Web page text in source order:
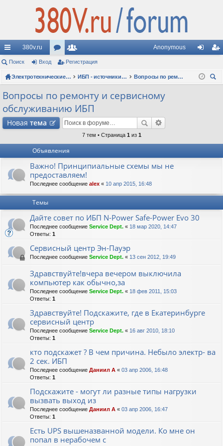
с
ы
лк
и
380v.ru
ор
ум
ол
ьз
ат
ел
Anonymous
д ис
Поиск Вход Регистрация
Электротехнические форумы ИБП - источники бесперебойного питания
Вопросы по ремонту и сервисному обслуживанию ИБП
Вопросы по ремонту и сервисному
обслуживанию ИБП
Новая тема
7 тем • Страница 1 из 1
Объявления
Важно! Принципиальные схемы мы не
предоставляем!
Последнее сообщение alex « 10 апр 2015, 16:48
Темы
Дайте совет по ИБП N-Power Safe-Power Evo 30
Последнее сообщение Service Dept. « 18 мар 2020, 14:47
Ответы: 1
Сервисный центр Эн-Пауэр
Последнее сообщение Service Dept. « 13 сен 2012, 19:49
Здравствуйте!вчера вечером выключила
компьютер как обычно,за
Последнее сообщение Service Dept. « 18 фев 2011, 15:03
Ответы: 1
Здравствуйте! Подскажите, где в Екатеринбурге
сервисный центр
Последнее сообщение Service Dept. « 16 авг 2010, 18:10
Ответы: 1
кто подскажет ? В чем причина. Небыло электр- ва
2 сек. ИБП
Последнее сообщение Даниил А « 03 апр 2006, 16:48
Ответы: 1
Подскажите - могут ли разные типы нагрузки
вызвать выход из
Последнее сообщение Даниил А « 03 апр 2006, 16:47
Ответы: 1
Есть UPS вышеназванной модели. Ко мне он
попал в нерабочем с